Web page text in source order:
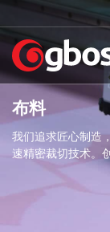
转
到
内布料
我们追求匠心制造
速精密裁切技术。